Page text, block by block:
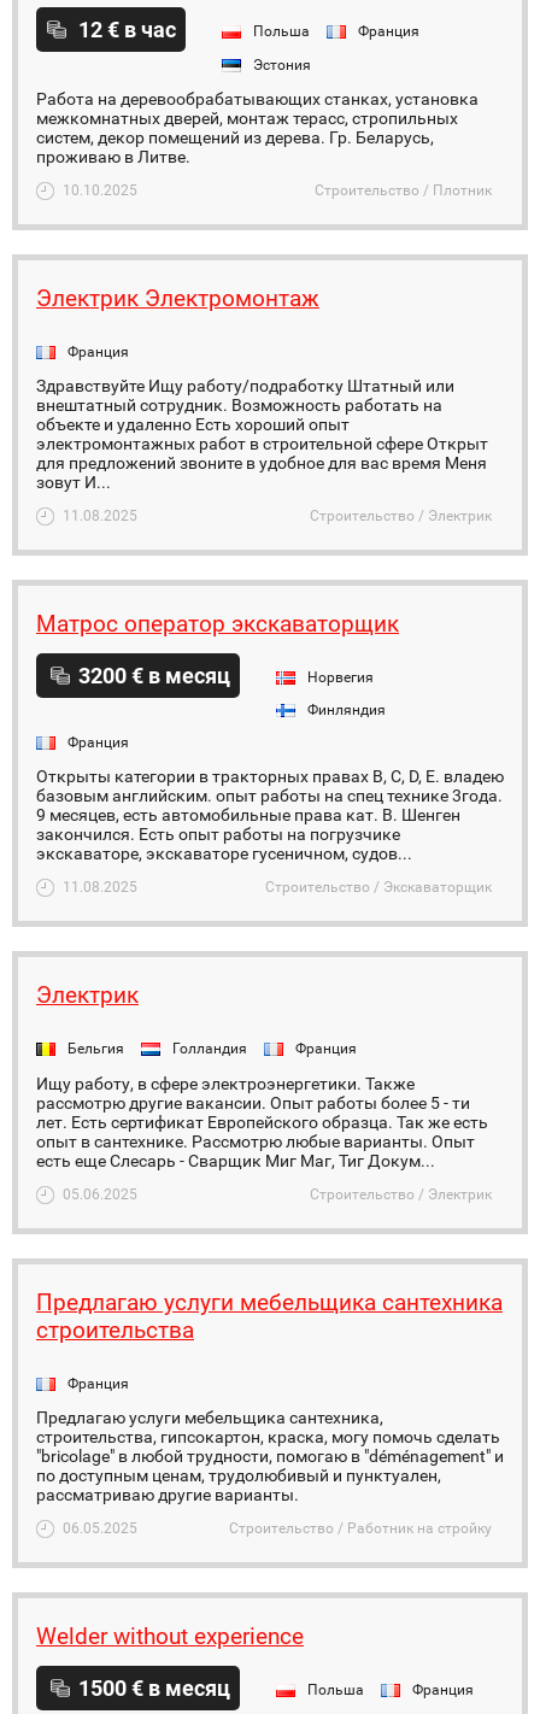
12 € в час Польша
Франция
Эстония
Работа на деревообрабатывающих станках, установка
межкомнатных дверей, монтаж терасс, стропильных
систем, декор помещений из дерева. Гр. Беларусь,
проживаю в Литве.
10.10.2025 Строительство / Плотник
Электрик Электромонтаж
Франция
Здравствуйте Ищу работу/подработку Штатный или
внештатный сотрудник. Возможность работать на
объекте и удаленно Есть хороший опыт
электромонтажных работ в строительной сфере Открыт
для предложений звоните в удобное для вас время Меня
зовут И...
11.08.2025 Строительство / Электрик
Матрос оператор экскаваторщик
3200 € в месяц
Норвегия
Финляндия
Франция
Открыты категории в тракторных правах B, C, D, E. владею
базовым английским. опыт работы на спец технике 3года.
9 месяцев, есть автомобильные права кат. В. Шенген
закончился. Есть опыт работы на погрузчике
экскаваторе, экскаваторе гусеничном, судов...
11.08.2025 Строительство / Экскаваторщик
Электрик
Бельгия Голландия Франция
Ищу работу, в сфере электроэнергетики. Также
рассмотрю другие вакансии. Опыт работы более 5 - ти
лет. Есть сертификат Европейского образца. Так же есть
опыт в сантехнике. Рассмотрю любые варианты. Опыт
есть еще Слесарь - Сварщик Миг Маг, Тиг Докум...
05.06.2025 Строительство / Электрик
Предлагаю услуги мебельщика сантехника
строительства
Франция
Предлагаю услуги мебельщика сантехника,
строительства, гипсокартон, краска, могу помочь сделать
"bricolage" в любой трудности, помогаю в "déménagement" и
по доступным ценам, трудолюбивый и пунктуален,
рассматриваю другие варианты.
06.05.2025 Строительство / Работник на стройку
Welder without experience
1500 € в месяц Польша
Франция